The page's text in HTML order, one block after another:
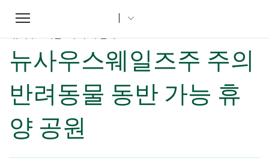
Toggle
navigation
집
뉴사우스웨일즈주 기사
뉴사우스웨일즈주 주의
반려동물 동반 가능 휴
양 공원